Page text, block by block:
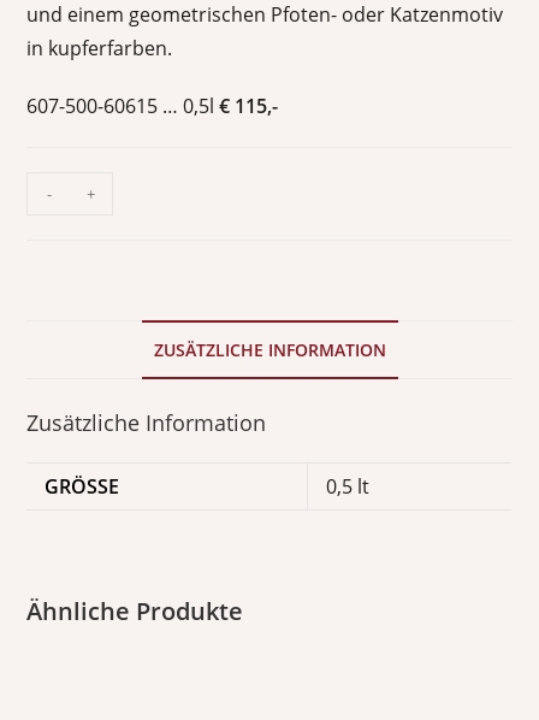
und einem geometrischen Pfoten- oder Katzenmotiv
in kupferfarben.
607-500-60615 … 0,5l€ 115,-
- +
ZUSÄTZLICHE INFORMATION
Zusätzliche Information
GRÖSSE 0,5 lt
Ähnliche Produkte